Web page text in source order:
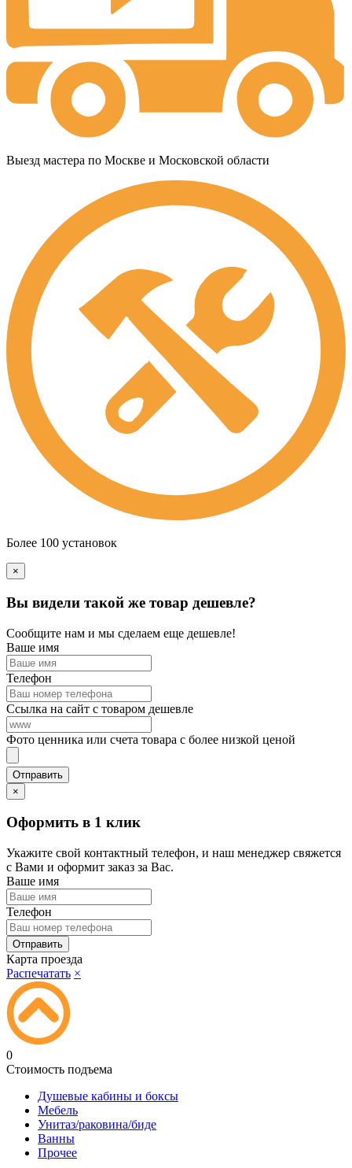
Выезд мастера по Москве и Московской области
Более 100 установок
×
Вы видели такой же товар дешевле?
Сообщите нам и мы сделаем еще дешевле!
Ваше имя
Телефон
Ссылка на сайт с товаром дешевле
Фото ценника или счета товара с более низкой ценой
×
Оформить в 1 клик
Укажите свой контактный телефон, и наш менеджер свяжется
с Вами и оформит заказ за Вас.
Ваше имя
Телефон
Карта проезда
Распечатать ×
0
Стоимость подъема
Душевые кабины и боксы
Мебель
Унитаз/раковина/биде
Ванны
Прочее